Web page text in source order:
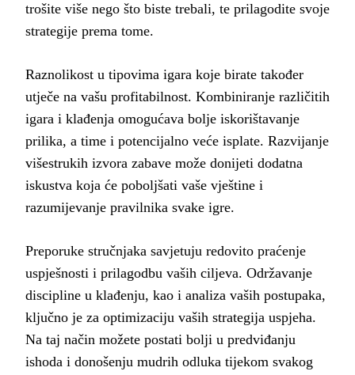
trošite više nego što biste trebali, te prilagodite svoje
strategije prema tome.
Raznolikost u tipovima igara koje birate također
utječe na vašu profitabilnost. Kombiniranje različitih
igara i klađenja omogućava bolje iskorištavanje
prilika, a time i potencijalno veće isplate. Razvijanje
višestrukih izvora zabave može donijeti dodatna
iskustva koja će poboljšati vaše vještine i
razumijevanje pravilnika svake igre.
Preporuke stručnjaka savjetuju redovito praćenje
uspješnosti i prilagodbu vaših ciljeva. Održavanje
discipline u klađenju, kao i analiza vaših postupaka,
ključno je za optimizaciju vaših strategija uspjeha.
Na taj način možete postati bolji u predviđanju
ishoda i donošenju mudrih odluka tijekom svakog